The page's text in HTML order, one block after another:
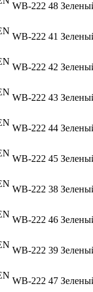
WB-222 48
WB-222 41
WB-222 42
WB-222 43
WB-222 44
WB-222 45
WB-222 38
WB-222 46
WB-222 39
WB-222 47